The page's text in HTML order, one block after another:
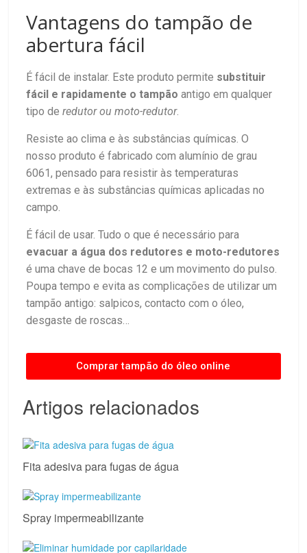
Vantagens do tampão de
abertura fácil
É fácil de instalar. Este produto permite substituir
fácil e rapidamente o tampãoantigo em qualquer
tipo deredutor ou moto-redutor.
Resiste ao clima e às substâncias químicas. O
nosso produto é fabricado com alumínio de grau
6061, pensado para resistir às temperaturas
extremas e às substâncias químicas aplicadas no
campo.
É fácil de usar. Tudo o que é necessário para
evacuar a água dos redutores e moto-redutores
é uma chave de bocas 12 e um movimento do pulso.
Poupa tempo e evita as complicações de utilizar um
tampão antigo: salpicos, contacto com o óleo,
desgaste de roscas…
Comprar tampão do óleo online
Artigos relacionados
Fita adesiva para fugas de água
Spray impermeabilizante